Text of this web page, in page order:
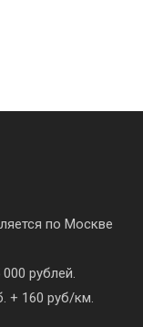
по Москве
рублей.
+ 160 руб/км.